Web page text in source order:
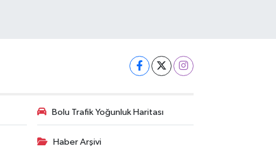
Bolu Trafik Yoğunluk Haritası
Haber Arşivi